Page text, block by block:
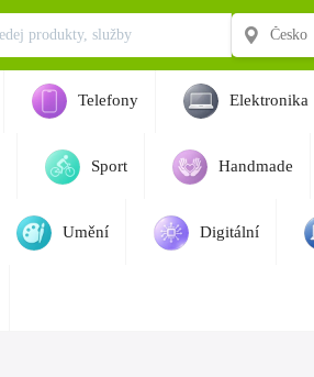
Telefony Elektronika
Sport Handmade
Umění Digitální